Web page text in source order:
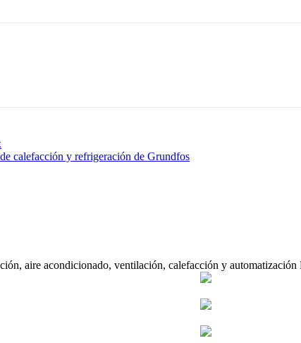
calefacción y refrigeración de Grundfos
aire acondicionado, ventilación, calefacción y